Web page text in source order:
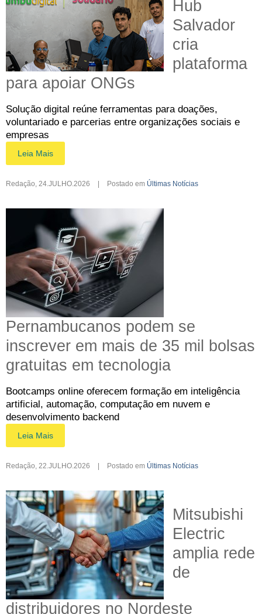
Hub
Salvador
cria
plataforma
para apoiar ONGs
Solução digital reúne ferramentas para doações,
voluntariado e parcerias entre organizações sociais e
empresas
Leia Mais
Redação 24.JULHO.2026 | Postado em Últimas Notícias
Pernambucanos podem se
inscrever em mais de 35 mil bolsas
gratuitas em tecnologia
Bootcamps online oferecem formação em inteligência
artificial, automação, computação em nuvem e
desenvolvimento backend
Leia Mais
Redação 22.JULHO.2026 | Postado em Últimas Notícias
Mitsubishi
Electric
amplia rede
de
distribuidores no Nordeste